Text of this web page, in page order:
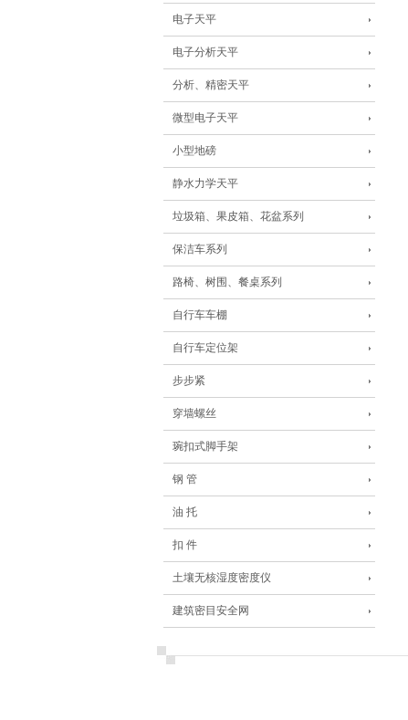
电子天平
电子分析天平
分析、精密天平
微型电子天平
小型地磅
静水力学天平
垃圾箱、果皮箱、花盆系列
保洁车系列
路椅、树围、餐桌系列
自行车车棚
自行车定位架
步步紧
穿墙螺丝
琬扣式脚手架
钢 管
油 托
扣 件
土壤无核湿度密度仪
建筑密目安全网